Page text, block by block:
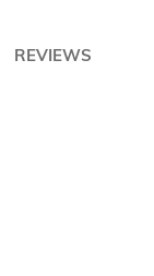
REVIEWS